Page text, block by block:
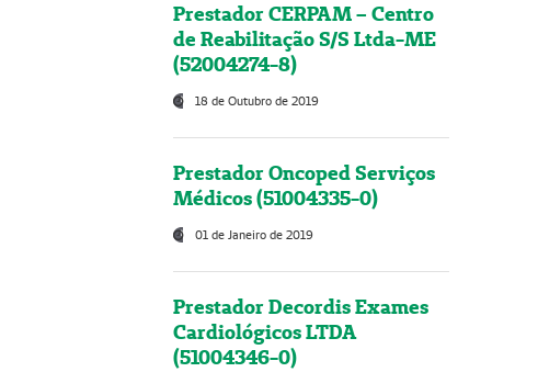
Prestador CERPAM – Centro
de Reabilitação S/S Ltda-ME
(52004274-8)
18 de Outubro de 2019
Prestador Oncoped Serviços
Médicos (51004335-0)
01 de Janeiro de 2019
Prestador Decordis Exames
Cardiológicos LTDA
(51004346-0)